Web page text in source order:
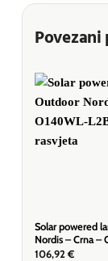
Solar powered
Nordis – Crna –
106,92 €